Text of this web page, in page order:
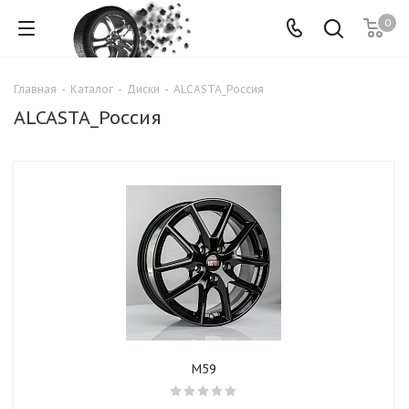
0
Главная - Каталог - Диски - ALCASTA_Россия
ALCASTA_Россия
M59